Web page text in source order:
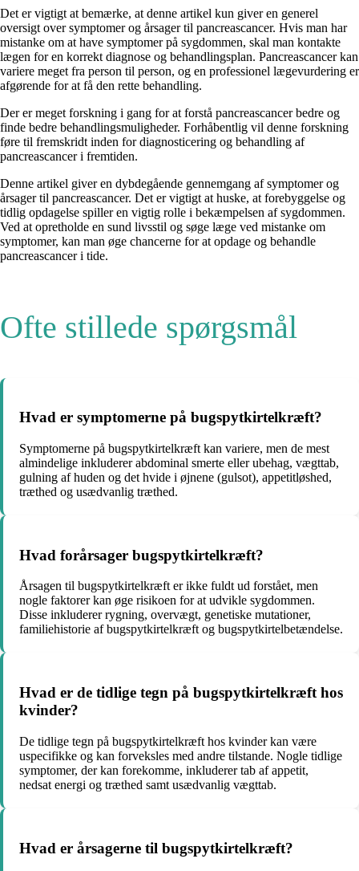
Det er vigtigt at bemærke, at denne artikel kun giver en generel
oversigt over symptomer og årsager til pancreascancer. Hvis man har
mistanke om at have symptomer på sygdommen, skal man kontakte
lægen for en korrekt diagnose og behandlingsplan. Pancreascancer kan
variere meget fra person til person, og en professionel lægevurdering er
afgørende for at få den rette behandling.
Der er meget forskning i gang for at forstå pancreascancer bedre og
finde bedre behandlingsmuligheder. Forhåbentlig vil denne forskning
føre til fremskridt inden for diagnosticering og behandling af
pancreascancer i fremtiden.
Denne artikel giver en dybdegående gennemgang af symptomer og
årsager til pancreascancer. Det er vigtigt at huske, at forebyggelse og
tidlig opdagelse spiller en vigtig rolle i bekæmpelsen af sygdommen.
Ved at opretholde en sund livsstil og søge læge ved mistanke om
symptomer, kan man øge chancerne for at opdage og behandle
pancreascancer i tide.
Ofte stillede spørgsmål
Hvad er symptomerne på bugspytkirtelkræft?
Symptomerne på bugspytkirtelkræft kan variere, men de mest
almindelige inkluderer abdominal smerte eller ubehag, vægttab,
gulning af huden og det hvide i øjnene (gulsot), appetitløshed,
træthed og usædvanlig træthed.
Hvad forårsager bugspytkirtelkræft?
Årsagen til bugspytkirtelkræft er ikke fuldt ud forstået, men
nogle faktorer kan øge risikoen for at udvikle sygdommen.
Disse inkluderer rygning, overvægt, genetiske mutationer,
familiehistorie af bugspytkirtelkræft og bugspytkirtelbetændelse.
Hvad er de tidlige tegn på bugspytkirtelkræft hos
kvinder?
De tidlige tegn på bugspytkirtelkræft hos kvinder kan være
uspecifikke og kan forveksles med andre tilstande. Nogle tidlige
symptomer, der kan forekomme, inkluderer tab af appetit,
nedsat energi og træthed samt usædvanlig vægttab.
Hvad er årsagerne til bugspytkirtelkræft?